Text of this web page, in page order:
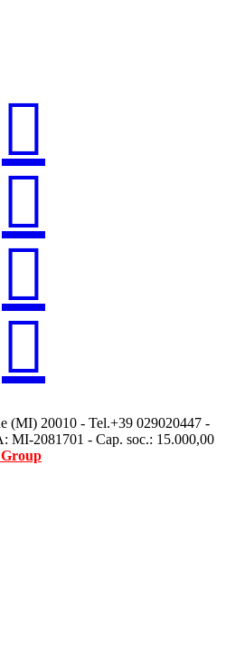




(MI) 20010 - Tel.+39 029020447 -
MI-2081701 - Cap. soc.: 15.000,00